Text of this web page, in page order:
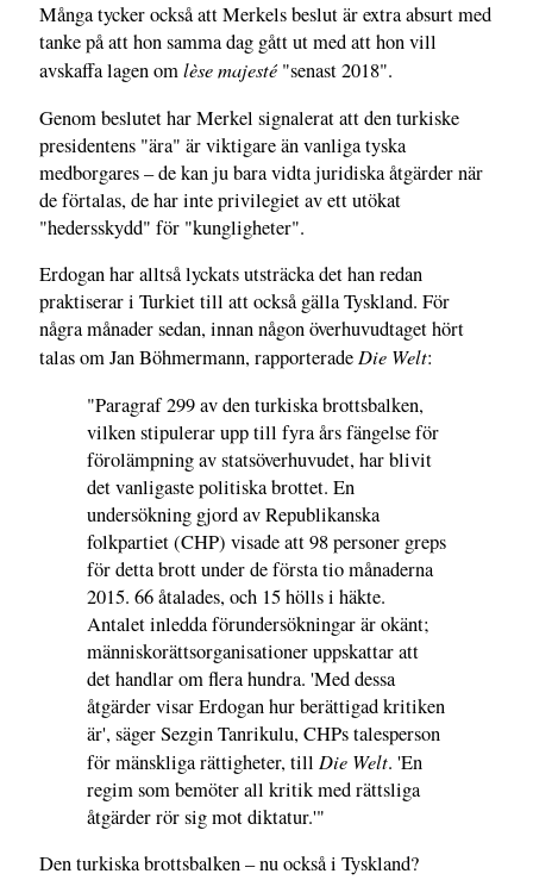
Många tycker också att Merkels beslut är extra absurt med
tanke på att hon samma dag gått ut med att hon vill
avskaffa lagen omlèse majesté "senast 2018".
Genom beslutet har Merkel signalerat att den turkiske
presidentens "ära" är viktigare än vanliga tyska
medborgares – de kan ju bara vidta juridiska åtgärder när
de förtalas, de har inte privilegiet av ett utökat
"hedersskydd" för "kungligheter".
Erdogan har alltså lyckats utsträcka det han redan
praktiserar i Turkiet till att också gälla Tyskland. För
några månader sedan, innan någon överhuvudtaget hört
talas om Jan Böhmermann, rapporterade Die Welt:
"Paragraf 299 av den turkiska brottsbalken,
vilken stipulerar upp till fyra års fängelse för
förolämpning av statsöverhuvudet, har blivit
det vanligaste politiska brottet. En
undersökning gjord av Republikanska
folkpartiet (CHP) visade att 98 personer greps
för detta brott under de första tio månaderna
2015. 66 åtalades, och 15 hölls i häkte.
Antalet inledda förundersökningar är okänt;
människorättsorganisationer uppskattar att
det handlar om flera hundra. 'Med dessa
åtgärder visar Erdogan hur berättigad kritiken
är', säger Sezgin Tanrikulu, CHPs talesperson
för mänskliga rättigheter, till Die Welt. 'En
regim som bemöter all kritik med rättsliga
åtgärder rör sig mot diktatur.'"
Den turkiska brottsbalken – nu också i Tyskland?